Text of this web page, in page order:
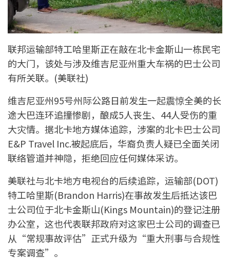
联邦运输部特工哈里斯正在敲在北卡金斯山一栋民宅
的大门，该处与涉及维吉尼亚州重大车祸的巴士公司
有所关联。(美联社)
维吉尼亚州95号州际公路日前发生一起震惊全美的长
途大巴连环追撞惨剧，酿成5人丧生、44人受伤的重
大灾情。据北卡地方媒体追踪，涉案的北卡巴士公司
E&P Travel Inc.被起底后，华裔负责人疑已全面关闭
联络管道并神隐，拒绝回应任何媒体采访。
美联社与北卡地方电视台的后续追踪，运输部(DOT)
特工哈里斯(Brandon Harris)在事故发生后抵达该巴
士公司位于北卡金斯山(Kings Mountain)的登记注册
办公室，这也代表联邦政府对这家巴士公司的调查已
从“常规事故评估”正式升级为“重大刑事与合规性
专案调查”。